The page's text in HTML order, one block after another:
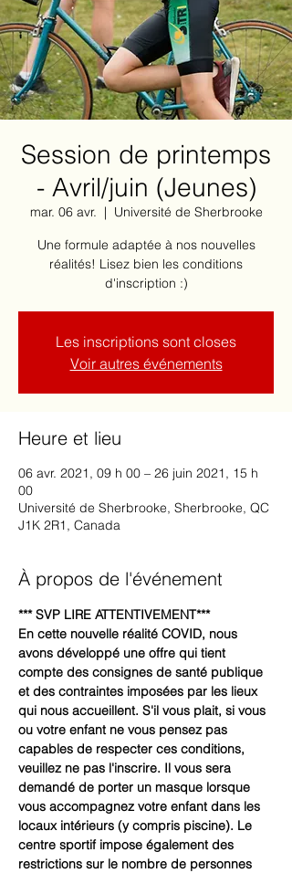
Session de printemps
- Avril/juin (Jeunes)
mar. 06 avr.
  |
Université de Sherbrooke
Une formule adaptée à nos nouvelles
réalités! Lisez bien les conditions
Les inscriptions sont closes
Voir autres événements
Heure et lieu
06 avr. 2021, 09 h 00 – 26 juin 2021, 15 h
00
Université de Sherbrooke, Sherbrooke, QC
J1K 2R1, Canada
À propos de l'événement
*** SVP LIRE ATTENTIVEMENT***
En cette nouvelle réalité COVID, nous
avons développé une offre qui tient
compte des consignes de santé publique
et des contraintes imposées par les lieux
qui nous accueillent. S'il vous plait, si vous
ou votre enfant ne vous pensez pas
capables de respecter ces conditions,
veuillez ne pas l'inscrire. Il vous sera
demandé de porter un masque lorsque
vous accompagnez votre enfant dans les
locaux intérieurs (y compris piscine). Le
centre sportif impose également des
restrictions sur le nombre de personnes